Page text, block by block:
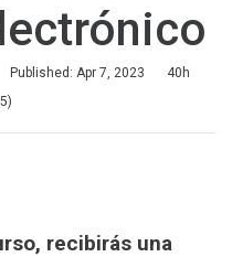
Published: Apr 7, 2023
40h
recibirás una